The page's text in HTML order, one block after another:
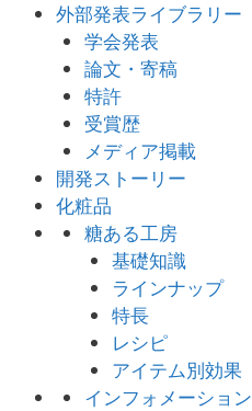
外部発表ライブラリー
学会発表
論文・寄稿
特許
受賞歴
メディア掲載
開発ストーリー
化粧品
糖ある工房
基礎知識
ラインナップ
特長
レシピ
アイテム別効果
インフォメーション